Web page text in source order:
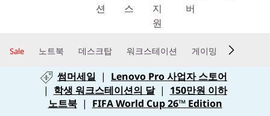
건
션
스
지
원
버
Sale 노트북 데스크탑 워크스테이션 게이밍
썸머세일 | Lenovo Pro 사업자 스토어
| 학생 워크스테이션의 달| 150만원 이하
노트북| FIFA World Cup 26™ Edition